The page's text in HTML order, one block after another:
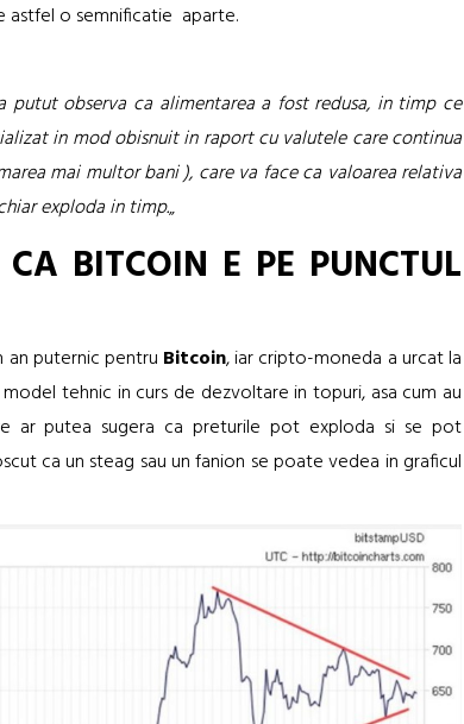
astfel o semnificatie aparte.
putut observa ca alimentarea a fost redusa, in timp ce
in mod obisnuit in raport cu valutele care continua
mai multor bani ), care va face ca valoarea relativa
exploda in timp.„
BITCOIN E PE PUNCTUL
puternic pentru Bitcoin, iar cripto-moneda a urcat la
tehnic in curs de dezvoltare in topuri, asa cum au
ar putea sugera ca preturile pot exploda si se pot
ca un steag sau un fanion se poate vedea in graficul